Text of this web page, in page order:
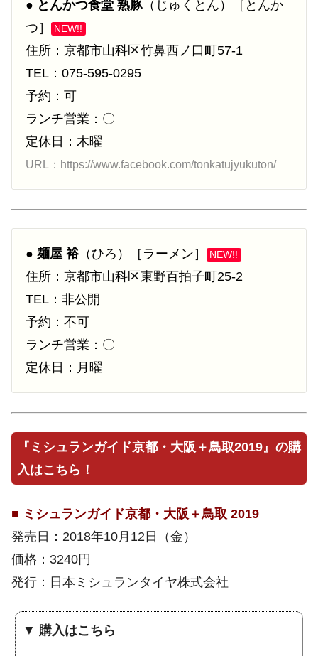
● とんかつ食堂 熟豚（じゅくとん）［とんか
つ］
NEW!!
住所：京都市山科区竹鼻西ノ口町57-1
TEL：075-595-0295
予約：可
ランチ営業：〇
定休日：木曜
URL：https://www.facebook.com/tonkatujyukuton/
● 麺屋 裕（ひろ）［ラーメン］ NEW!!
住所：京都市山科区東野百拍子町25-2
TEL：非公開
予約：不可
ランチ営業：〇
定休日：月曜
『ミシュランガイド京都・大阪＋鳥取2019』の購
入はこちら！
■ ミシュランガイド京都・大阪＋鳥取 2019
発売日：2018年10月12日（金）
価格：3240円
発行：日本ミシュランタイヤ株式会社
▼ 購入はこちら